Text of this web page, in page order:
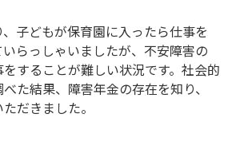
子どもが保育園に入ったら仕事を
らっしゃいましたが、不安障害の
することが難しい状況です。社会的
た結果、障害年金の存在を知り、
だきました。